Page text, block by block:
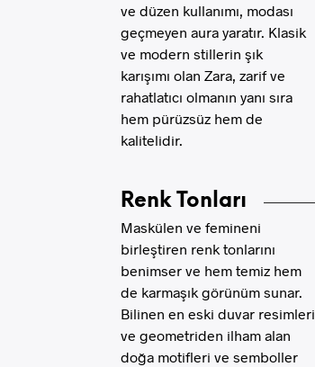
ve düzen kullanımı, modası
geçmeyen aura yaratır. Klasik
ve modern stillerin şık
karışımı olan Zara, zarif ve
rahatlatıcı olmanın yanı sıra
hem pürüzsüz hem de
kalitelidir.
Renk Tonları
Maskülen ve femineni
birleştiren renk tonlarını
benimser ve hem temiz hem
de karmaşık görünüm sunar.
Bilinen en eski duvar resimleri
ve geometriden ilham alan
doğa motifleri ve semboller